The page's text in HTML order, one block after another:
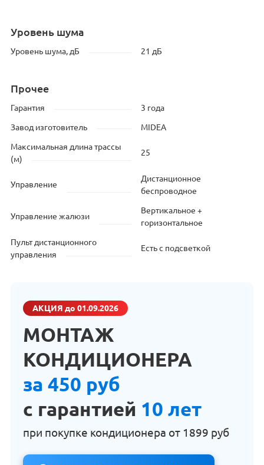
Уровень шума
Уровень шума, дБ 21 дБ
Прочее
Гарантия 3 года
Завод изготовитель MIDEA
Максимальная длина трассы
(м)
25
Управление
Дистанционное
беспроводное
Управление жалюзи
Вертикальное +
горизонтальное
Пульт дистанционного
управления
Есть с подсветкой
АКЦИЯ до 01.09.2026
МОНТАЖ
КОНДИЦИОНЕРА
за 450 руб
с гарантией 10 лет
при покупке кондиционера от 1899 руб